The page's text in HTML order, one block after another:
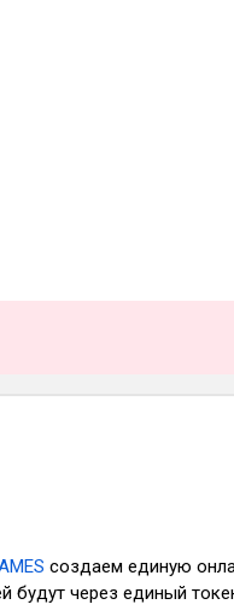
создаем единую
будут через единый